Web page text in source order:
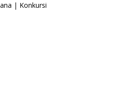
| Konkursi